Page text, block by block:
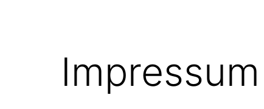
Impressum